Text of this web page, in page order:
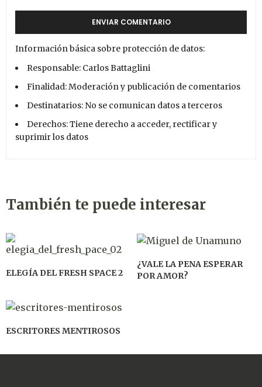
Información básica sobre protección de datos:
Responsable: Carlos Battaglini
Finalidad: Moderación y publicación de comentarios
Destinatarios: No se comunican datos a terceros
Derechos: Tiene derecho a acceder, rectificar y
suprimir los datos
También te puede interesar
ELEGÍA DEL FRESH SPACE 2
¿VALE LA PENA ESPERAR
POR AMOR?
ESCRITORES MENTIROSOS